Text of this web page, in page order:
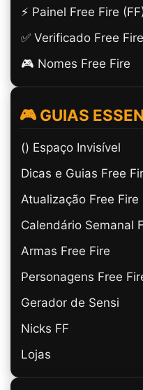
⚡ Painel Free Fire
✅ Verificado Free Fire
🎮 Nomes Free Fire
🎮 GUIAS
(ㅤ) Espaço Invisível
Dicas e Guias Free
Atualização Free Fire
Calendário Semanal
Armas Free Fire
Personagens Free
Gerador de Sensi
Nicks FF
Lojas